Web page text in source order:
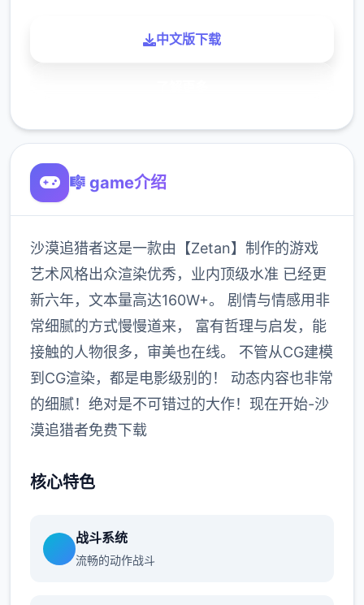
中文版下载
🎼 game介绍
沙漠追猎者这是一款由【Zetan】制作的游戏
艺术风格出众渲染优秀，业内顶级水准 已经更
新六年，文本量高达160W+。 剧情与情感用非
常细腻的方式慢慢道来， 富有哲理与启发，能
接触的人物很多，审美也在线。 不管从CG建模
到CG渲染，都是电影级别的！ 动态内容也非常
的细腻！绝对是不可错过的大作！现在开始-沙
漠追猎者免费下载
核心特色
战斗系统
流畅的动作战斗